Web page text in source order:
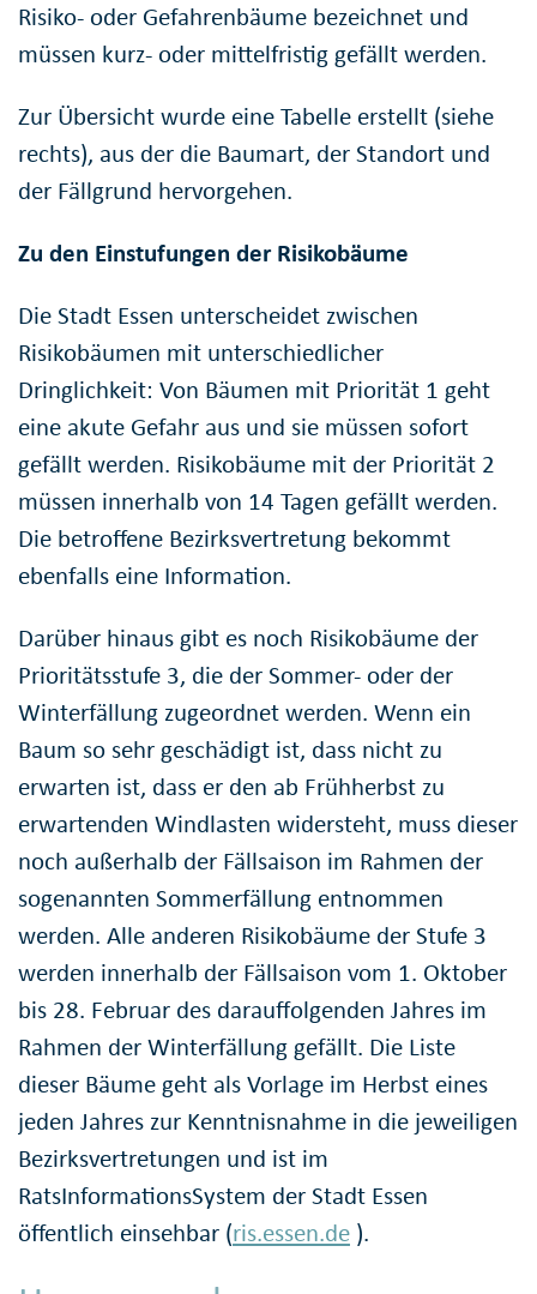
Risiko- oder Gefahrenbäume bezeichnet und
müssen kurz- oder mittelfristig gefällt werden.
Zur Übersicht wurde eine Tabelle erstellt (siehe
rechts), aus der die Baumart, der Standort und
der Fällgrund hervorgehen.
Zu den Einstufungen der Risikobäume
Die Stadt Essen unterscheidet zwischen
Risikobäumen mit unterschiedlicher
Dringlichkeit: Von Bäumen mit Priorität 1 geht
eine akute Gefahr aus und sie müssen sofort
gefällt werden. Risikobäume mit der Priorität 2
müssen innerhalb von 14 Tagen gefällt werden.
Die betroffene Bezirksvertretung bekommt
ebenfalls eine Information.
Darüber hinaus gibt es noch Risikobäume der
Prioritätsstufe 3, die der Sommer- oder der
Winterfällung zugeordnet werden. Wenn ein
Baum so sehr geschädigt ist, dass nicht zu
erwarten ist, dass er den ab Frühherbst zu
erwartenden Windlasten widersteht, muss dieser
noch außerhalb der Fällsaison im Rahmen der
sogenannten Sommerfällung entnommen
werden. Alle anderen Risikobäume der Stufe 3
werden innerhalb der Fällsaison vom 1. Oktober
bis 28. Februar des darauffolgenden Jahres im
Rahmen der Winterfällung gefällt. Die Liste
dieser Bäume geht als Vorlage im Herbst eines
jeden Jahres zur Kenntnisnahme in die jeweiligen
Bezirksvertretungen und ist im
RatsInformationsSystem der Stadt Essen
öffentlich einsehbar (ris.essen.de ).